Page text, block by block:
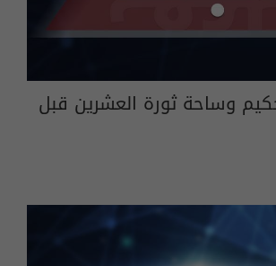
وساحة ثورة العشرين قبل